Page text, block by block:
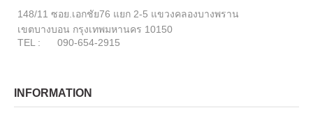
148/11 ซอย.เอกชัย76 แยก 2-5 แขวงคลองบางพราน
เขตบางบอน กรุงเทพมหานคร 10150
TEL : 090-654-2915
INFORMATION